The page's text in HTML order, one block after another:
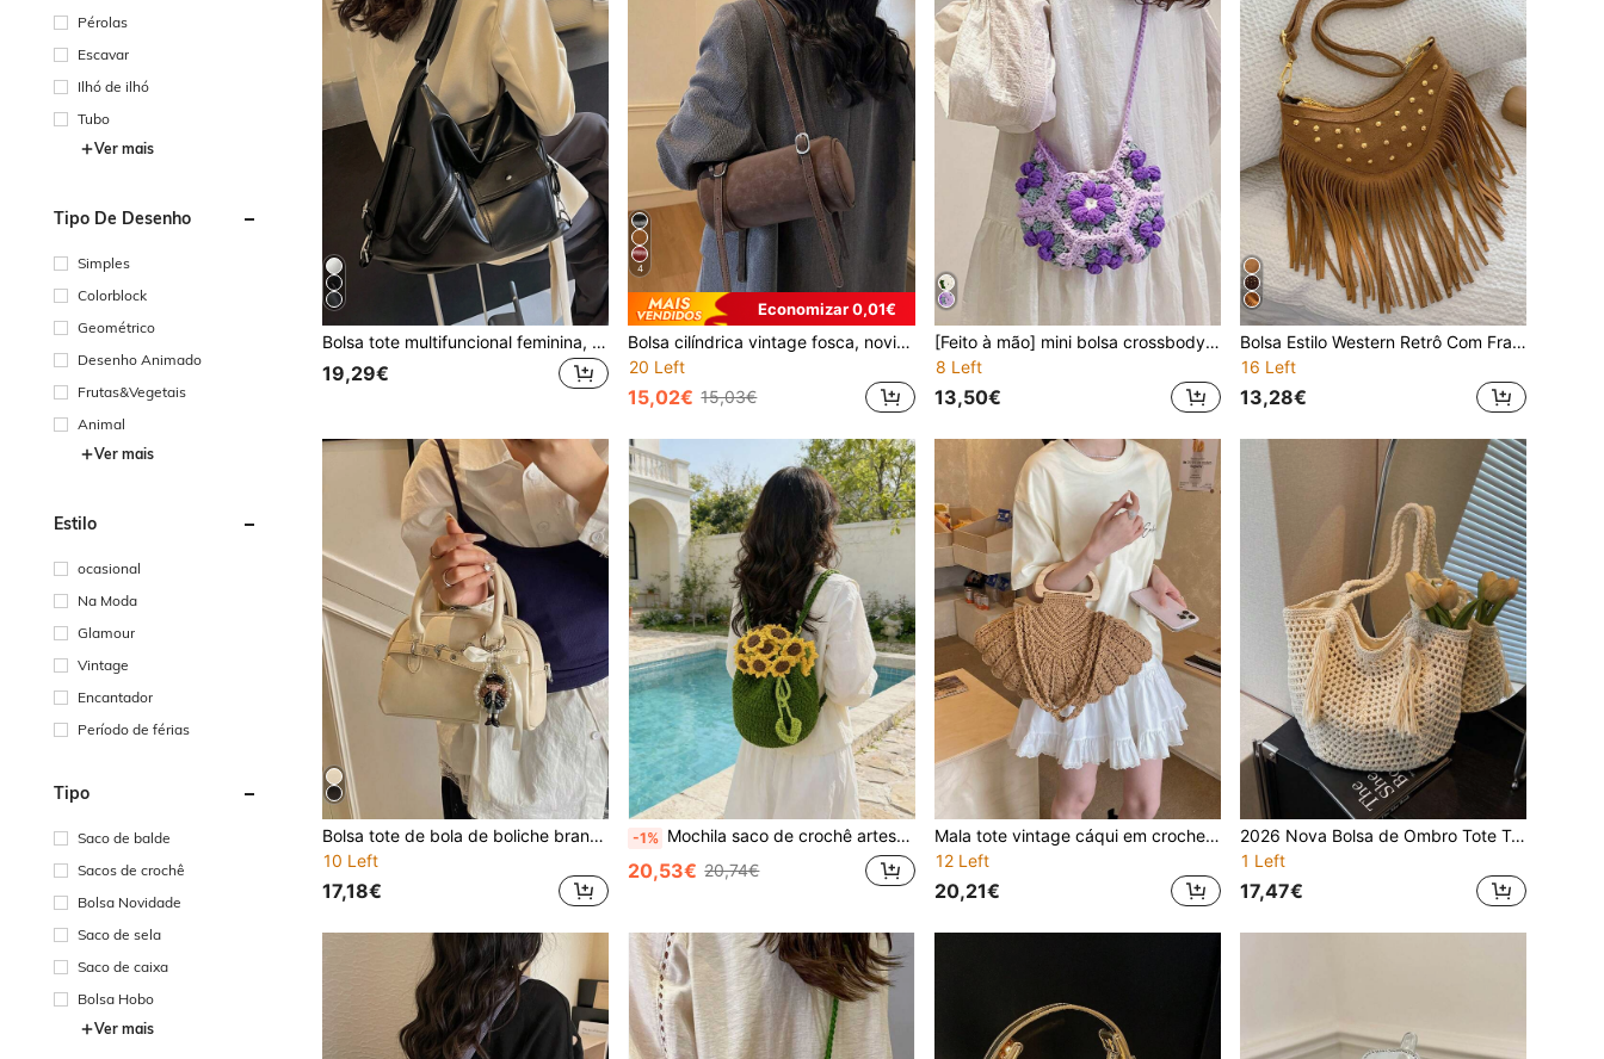
Pérolas
Escavar
Ilhó de ilhó
Tubo
Ver mais
Tipo De Desenho
Simples
Colorblock
Geométrico
Desenho Animado
Frutas&Vegetais
Animal
Ver mais
Estilo
ocasional
Na Moda
Glamour
Vintage
Encantador
Período de férias
Tipo
Saco de balde
Sacos de crochê
Bolsa Novidade
Saco de sela
Saco de caixa
Bolsa Hobo
Ver mais
Bolsa tote multifuncional feminina, nova, estilosa, de alta qualidade, grande capacidade, para deslocamento, mochila, ombro, bolsa 3 em 1
19,29€
4
Economizar 0,01€
Bolsa cilíndrica vintage fosca, novidade elegante e moderna, bolsa de ombro versátil para o dia a dia com porta-celular e porta-moedas para mulheres.
20 Left
15,02€ 15,03€
[Feito à mão] mini bolsa crossbody de retalhos de flor folhada dupla face, bolsa de malha doce de crochê tecido à mão para telefone e chaves
8 Left
13,50€
Bolsa Estilo Western Retrô Com Franjas Cravejadas, Bolsa Boêmia Crossbody Para Mulheres, Bolsa Mensageiro Vintage Exclusiva, Ideal Para Viagens
16 Left
13,28€
Bolsa tote de bola de boliche branca marfim para mulheres, nova bolsa pequena com design de alça da moda, bolsa de ombro mensageiro casual versátil e estilosa com decoração de boneca de desenho animado com miçangas, adequada para primavera/verão
10 Left
17,18€
-1% Mochila saco de crochê artesanal com girassol, estilo campestre, presente criativo para namorada ou melhor amiga.
20,53€ 20,74€
Mala tote vintage cáqui em crochet com pega de madeira em forma de leque, design de nicho, mala de ombro para deslocações, essencial para praia, férias e viagens
12 Left
20,21€
2026 Nova Bolsa de Ombro Tote Tecida em Creme-Branco para Mulheres, Bolsa de Ombro Fashion com Recortes Vazados para Férias na Praia
1 Left
17,47€